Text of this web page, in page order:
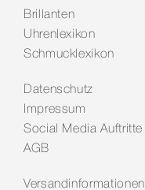
Brillanten
Uhrenlexikon
Schmucklexikon
Datenschutz
Impressum
Social Media Auftritte
AGB
Versandinformationen